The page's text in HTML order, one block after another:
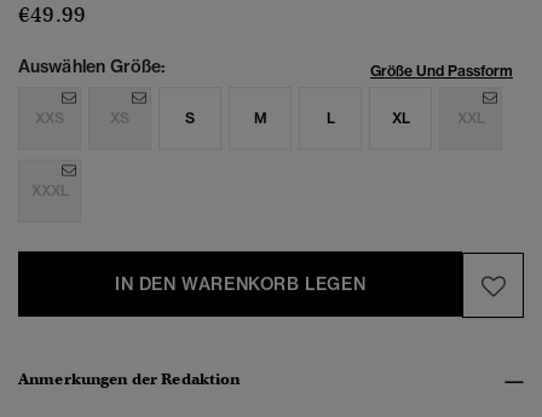
€49.99
Auswählen Größe: Größe Und Passform
XXS XS S M L XL XXL
XXXL
IN DEN WARENKORB LEGEN
Anmerkungen der Redaktion